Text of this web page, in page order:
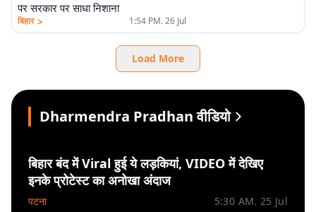
पर सरकार पर साधा निशाना
बिहार > 1:54 PM. 26 Jul
Load More
Dharmendra Pradhan वीडियो
बिहार बंद में Viral हुई ये लड़कियां, VIDEO में देखिए
इनके प्रोटेस्ट का अनोखा अंदाज
पटना 5:30 AM. 25 Jul